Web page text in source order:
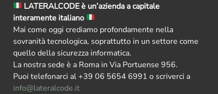
LATERALCODE è un’azienda a capitale
interamente italiano
Mai come oggi crediamo profondamente nella
sovranità tecnologica, soprattutto in un settore come
quello della sicurezza informatica.
La nostra sede è a Roma in Via Portuense 956.
Puoi telefonarci al +39 06 5654 6991 o scriverci a
info@lateralcode.it